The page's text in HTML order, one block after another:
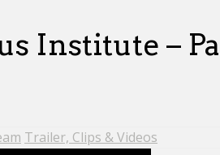
Institute –
Trailer, Clips & Videos